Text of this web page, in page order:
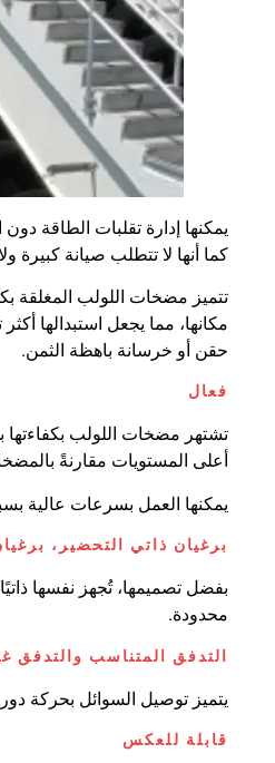
يمكنها إدارة تقلبات الطاقة
كما أنها لا تتطلب صيانة كبيرة
مكانها، مما يجعل استبدالها
حقن أو خرسانة باهظة الثمن.
فعال
تشتهر مضخات اللولب بكفاءتها
أعلى المستويات مقارنةً
يمكنها العمل بسرعات عالية
برغيان ذاتي التحضير،
محدودة.
التدفق المتناسب والتدفق
يتميز توصيل السوائل بحركة
قابلة للعكس